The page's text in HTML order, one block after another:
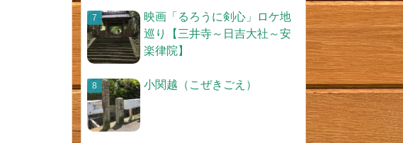
映画「るろうに剣心」ロケ地
巡り【三井寺～日吉大社～安
楽律院】
小関越（こぜきごえ）